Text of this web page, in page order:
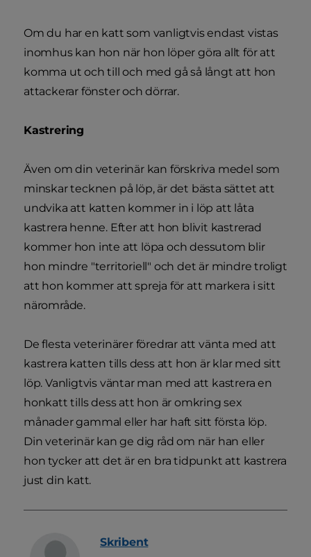
Om du har en katt som vanligtvis endast vistas
inomhus kan hon när hon löper göra allt för att
komma ut och till och med gå så långt att hon
attackerar fönster och dörrar.
Kastrering
Även om din veterinär kan förskriva medel som
minskar tecknen på löp, är det bästa sättet att
undvika att katten kommer in i löp att låta
kastrera henne. Efter att hon blivit kastrerad
kommer hon inte att löpa och dessutom blir
hon mindre "territoriell" och det är mindre troligt
att hon kommer att spreja för att markera i sitt
närområde.
De flesta veterinärer föredrar att vänta med att
kastrera katten tills dess att hon är klar med sitt
löp. Vanligtvis väntar man med att kastrera en
honkatt tills dess att hon är omkring sex
månader gammal eller har haft sitt första löp.
Din veterinär kan ge dig råd om när han eller
hon tycker att det är en bra tidpunkt att kastrera
just din katt.
Skribent